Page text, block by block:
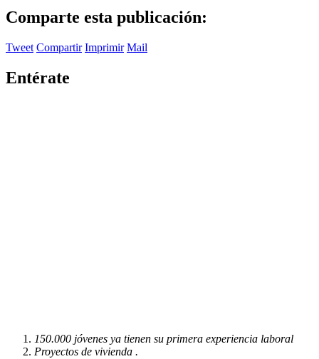
Comparte esta publicación:
Tweet Compartir Imprimir Mail
Entérate
150.000 jóvenes ya tienen su primera experiencia laboral
Proyectos de vivienda .